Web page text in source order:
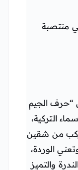
منتصبة
“حرف الجيم
التركية،
من شقين
الوردة،
والتميز